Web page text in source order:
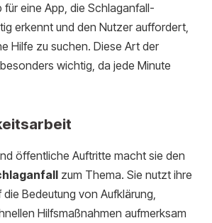
für eine App, die Schlaganfall-
erkennt und den Nutzer auffordert,
Hilfe zu suchen. Diese Art der
wichtig, da jede Minute
öffentliche Auftritte macht sie den
zum Thema. Sie nutzt ihre
Bedeutung von Aufklärung,
Hilfsmaßnahmen aufmerksam